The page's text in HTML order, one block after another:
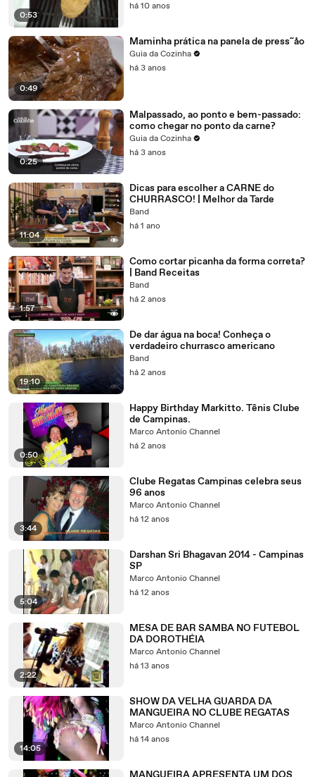
0:53
há 10 anos
0:49
Maminha prática na panela de press˜åo
Guia da Cozinha
há 3 anos
0:25
Malpassado, ao ponto e bem-passado:
como chegar no ponto da carne?
Guia da Cozinha
há 3 anos
11:04
Dicas para escolher a CARNE do
CHURRASCO! | Melhor da Tarde
Band
há 1 ano
1:57
Como cortar picanha da forma correta?
| Band Receitas
Band
há 2 anos
19:10
De dar água na boca! Conheça o
verdadeiro churrasco americano
Band
há 2 anos
0:50
Happy Birthday Markitto. Tênis Clube
de Campinas.
Marco Antonio Channel
há 2 anos
3:44
Clube Regatas Campinas celebra seus
96 anos
Marco Antonio Channel
há 12 anos
5:04
Darshan Sri Bhagavan 2014 - Campinas
SP
Marco Antonio Channel
há 12 anos
2:22
MESA DE BAR SAMBA NO FUTEBOL
DA DOROTHÉIA
Marco Antonio Channel
há 13 anos
14:05
SHOW DA VELHA GUARDA DA
MANGUEIRA NO CLUBE REGATAS
Marco Antonio Channel
há 14 anos